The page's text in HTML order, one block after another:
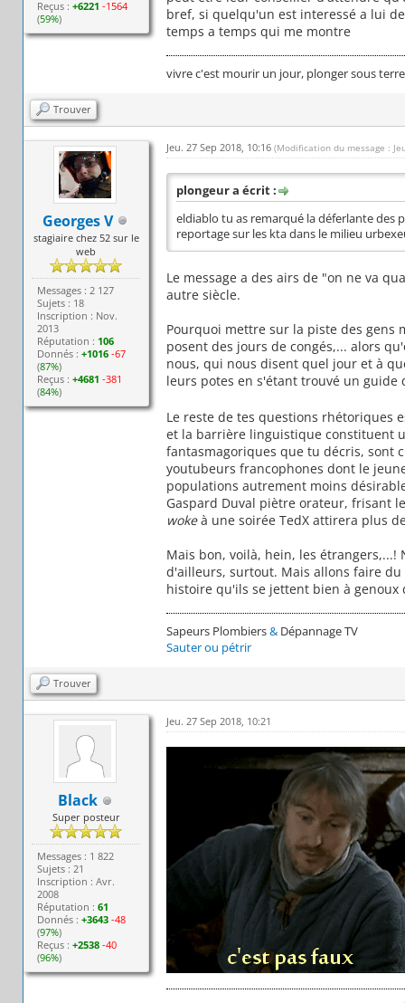
Reçus :+6221 -1564
(59%)
bref, si quelqu'un est interessé a lui
temps a temps qui me montre
vivre c'est mourir un jour, plonger sous
Trouver
Georges V
stagiaire chez 52 sur le
web
Messages : 2 127
Sujets : 18
Inscription : Nov.
2013
Réputation : 106
Donnés :+1016 -67
(87%)
Reçus :+4681 -381
(84%)
Jeu. 27 Sep 2018, 10:16 (Modification du message :
plongeur a écrit :
eldiablo tu as remarqué la déferlante des
reportage sur les kta dans le milieu
Le message a des airs de "on ne va
autre siècle.
Pourquoi mettre sur la piste des
posent des jours de congés,... alors
nous, qui nous disent quel jour et à
leurs potes en s'étant trouvé un
Le reste de tes questions rhétoriques
et la barrière linguistique constituent
fantasmagoriques que tu décris, sont
youtubeurs francophones dont le
populations autrement moins
Gaspard Duval piètre orateur, frisant
wokeà une soirée TedX attirera plus
Mais bon, voilà, hein, les étrangers,...!
d'ailleurs, surtout. Mais allons faire
histoire qu'ils se jettent bien à genoux
Sapeurs Plombiers&Dépannage TV
Sauter ou pétrir
Trouver
Black
Super posteur
Messages : 1 822
Sujets : 21
Inscription : Avr.
2008
Réputation :61
Donnés :+3643 -48
(97%)
Reçus :+2538 -40
(96%)
Jeu. 27 Sep 2018, 10:21